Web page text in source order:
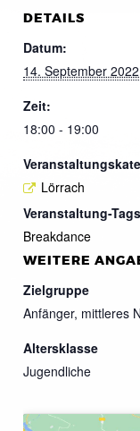
DETAILS
Datum:
14. September 2022
Zeit:
18:00 - 19:00
Lörrach
Veranstaltung-
Breakdance
WEITERE
Zielgruppe
Anfänger, mittleres
Altersklasse
Jugendliche